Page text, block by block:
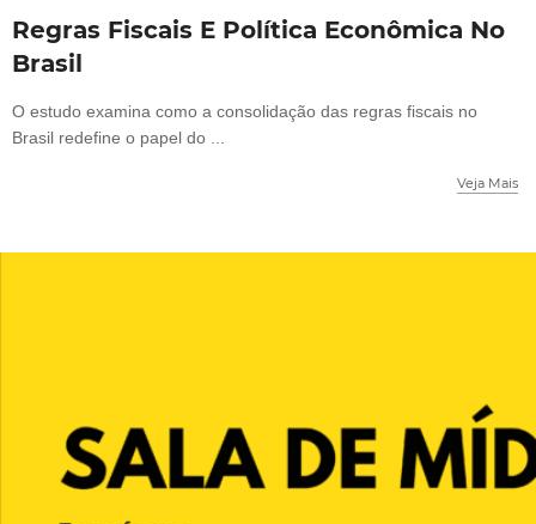
Regras Fiscais E Política Econômica No
Brasil
O estudo examina como a consolidação das regras fiscais no
Brasil redefine o papel do ...
Veja Mais